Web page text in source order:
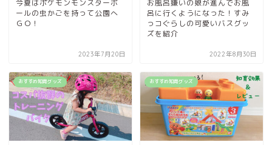
今夏はポケモンモンスターボ
ールの虫かごを持って公園へ
ＧＯ！
2023年7月20日
お風呂嫌いの娘が進んでお風
呂に行くようになった！すみ
っコぐらしの可愛いバスグッ
ズを紹介
2022年8月30日
おすすめ知育グッズ おすすめ知育グッズ